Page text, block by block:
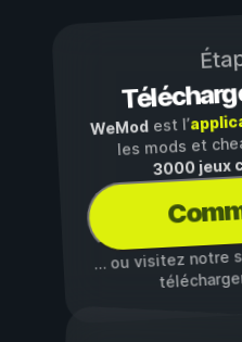
WeModest l’
les mods et
3000 jeux
… ou visitez